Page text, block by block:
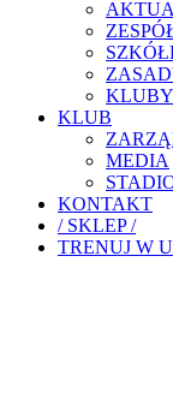
KLUBY
KLUB
MEDIA
KONTAKT
/ SKLEP /
TRENUJ W